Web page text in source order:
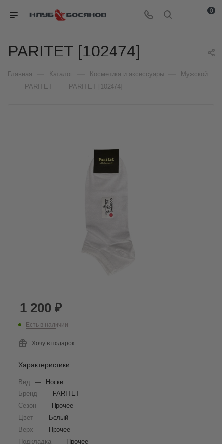
0
PARITET [102474]
Главная Каталог Косметика и аксессуары Мужской
PARITET PARITET [102474]
1 200 ₽
Есть в наличии
Хочу в подарок
Характеристики
Вид —
Носки
Бренд
—
PARITET
Сезон
—
Прочее
Цвет —
Белый
Верх
—
Прочее
Подкладка
—
Прочее